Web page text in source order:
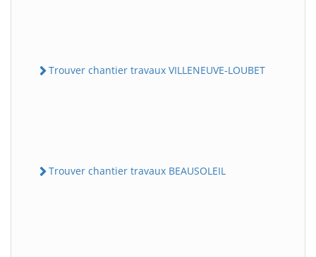
Trouver chantier travaux VILLENEUVE-LOUBET
Trouver chantier travaux BEAUSOLEIL